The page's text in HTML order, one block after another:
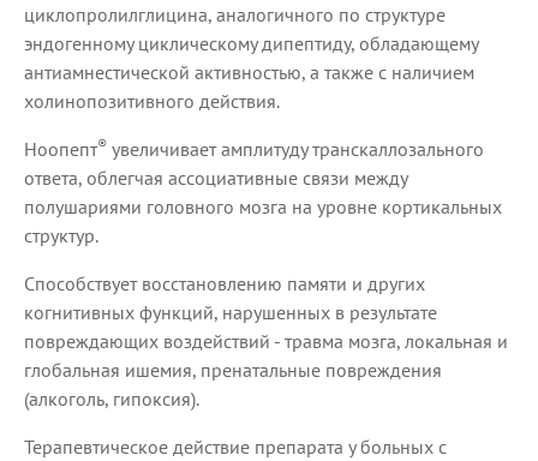
циклопролилглицина, аналогичного по структуре
эндогенному циклическому дипептиду, обладающему
антиамнестической активностью, а также с наличием
холинопозитивного действия.
Ноопепт® увеличивает амплитуду транскаллозального
ответа, облегчая ассоциативные связи между
полушариями головного мозга на уровне кортикальных
структур.
Способствует восстановлению памяти и других
когнитивных функций, нарушенных в результате
повреждающих воздействий - травма мозга, локальная и
глобальная ишемия, пренатальные повреждения
(алкоголь, гипоксия).
Терапевтическое действие препарата у больных с